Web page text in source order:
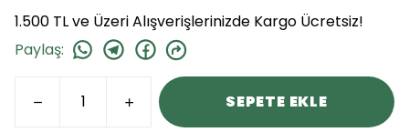
1.500 TL ve Üzeri Alışverişlerinizde Kargo Ücretsiz!
Paylaş:
SEPETE EKLE